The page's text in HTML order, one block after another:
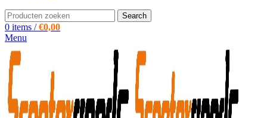
Search
0 items / €0,00
Menu